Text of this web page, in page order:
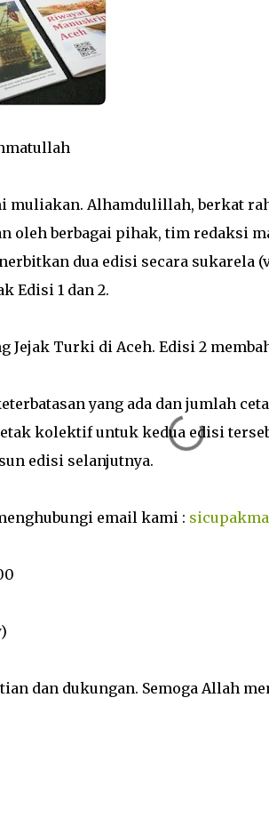
muliakan. Alhamdulillah, berkat
oleh berbagai pihak, tim redaksi
dua edisi secara sukarela
Edisi 1 dan 2.
Jejak Turki di Aceh. Edisi 2
yang ada dan jumlah
kolektif untuk kedua edisi
edisi selanjutnya.
email kami :
dan dukungan. Semoga Allah